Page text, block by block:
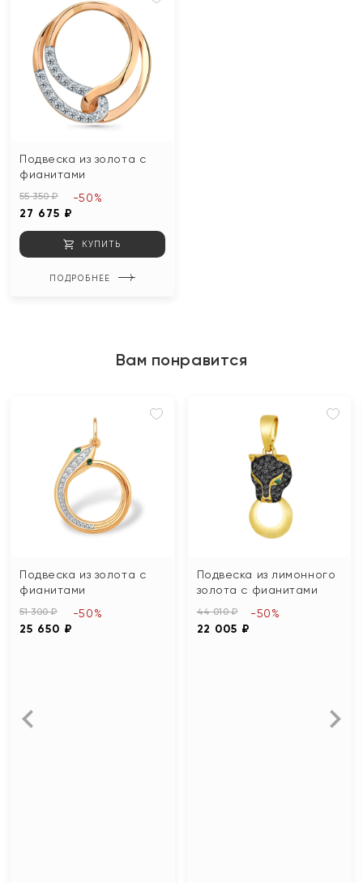
Подвеска из золота с
фианитами
55 350 ₽
27 675 ₽
-50%
КУПИТЬ
ПОДРОБНЕЕ
Вам понравится
Подвеска из золота с
фианитами
51 300 ₽
25 650 ₽
-50%
Подвеска из лимонного
золота с фианитами
44 010 ₽
22 005 ₽
-50%